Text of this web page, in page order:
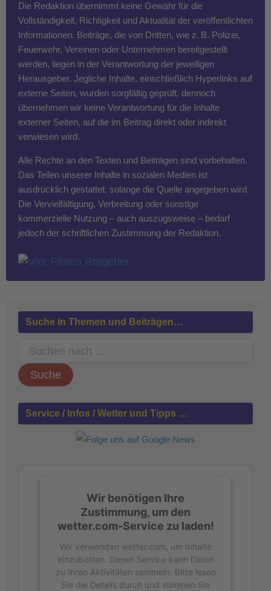
Die Redaktion übernimmt keine Gewähr für die
Vollständigkeit, Richtigkeit und Aktualität der veröffentlichten
Informationen. Beiträge, die von Dritten, wie z. B. Polizei,
Feuerwehr, Vereinen oder Unternehmen bereitgestellt
werden, liegen in der Verantwortung der jeweiligen
Herausgeber. Jegliche Inhalte, einschließlich Hyperlinks auf
externe Seiten, wurden sorgfältig geprüft, dennoch
übernehmen wir keine Verantwortung für die Inhalte
externer Seiten, auf die im Beitrag direkt oder indirekt
verwiesen wird.
Alle Rechte an den Texten und Beiträgen sind vorbehalten.
Das Teilen unserer Inhalte in sozialen Medien ist
ausdrücklich gestattet, solange die Quelle angegeben wird.
Die Vervielfältigung, Verbreitung oder sonstige
kommerzielle Nutzung – auch auszugsweise – bedarf
jedoch der schriftlichen Zustimmung der Redaktion.
Suche in Themen und Beiträgen…
c
h
n
Service / Infos / Wetter und Tipps …
Wir benötigen Ihre
Zustimmung, um den
wetter.com-Service zu laden!
Wir verwenden wetter.com, um Inhalte
einzubetten. Dieser Service kann Daten
zu Ihren Aktivitäten sammeln. Bitte lesen
Sie die Details durch und stimmen Sie